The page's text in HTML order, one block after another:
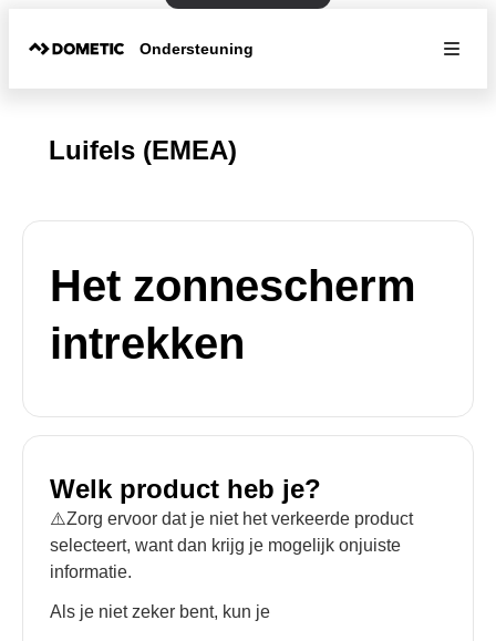
Ondersteuning
Luifels (EMEA)
Het zonnescherm
intrekken
Welk product heb je?
⚠️Zorg ervoor dat je niet het verkeerde product
selecteert, want dan krijg je mogelijk onjuiste
informatie.
Als je niet zeker bent, kun je